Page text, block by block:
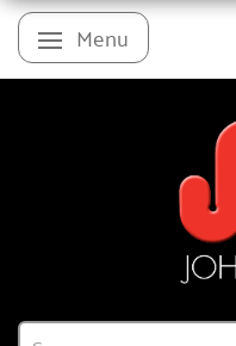
Skifte navigation
Menu